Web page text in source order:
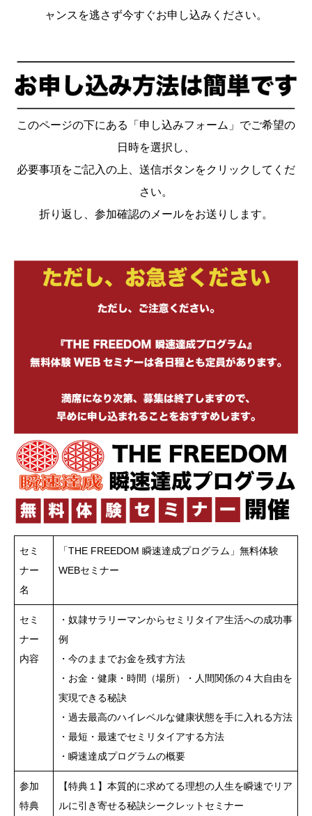
ャンスを逃さず今すぐお申し込みください。
このページの下にある「申し込みフォーム」でご希望の
日時を選択し、
必要事項をご記入の上、送信ボタンをクリックしてくだ
さい。
折り返し、参加確認のメールをお送りします。
セミ
ナー
名
「THE FREEDOM 瞬速達成プログラム」無料体験
WEBセミナー
セミ
ナー
内容
・奴隷サラリーマンからセミリタイア生活への成功事
例
・今のままでお金を残す方法
・お金・健康・時間（場所）・人間関係の４大自由を
実現できる秘訣
・過去最高のハイレベルな健康状態を手に入れる方法
・最短・最速でセミリタイアする方法
・瞬速達成プログラムの概要
参加
特典
【特典１】本質的に求めてる理想の人生を瞬速でリア
ルに引き寄せる秘訣シークレットセミナー